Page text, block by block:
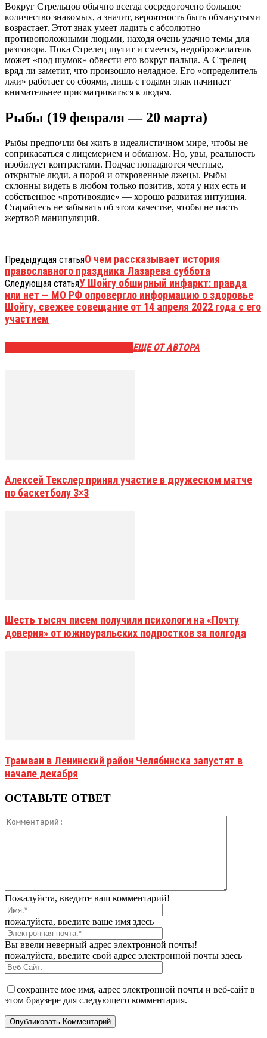
Вокруг Стрельцов обычно всегда сосредоточено большое
количество знакомых, а значит, вероятность быть обманутыми
возрастает. Этот знак умеет ладить с абсолютно
противоположными людьми, находя очень удачно темы для
разговора. Пока Стрелец шутит и смеется, недоброжелатель
может «под шумок» обвести его вокруг пальца. А Стрелец
вряд ли заметит, что произошло неладное. Его «определитель
лжи» работает со сбоями, лишь с годами знак начинает
внимательнее присматриваться к людям.
Рыбы (19 февраля — 20 марта)
Рыбы предпочли бы жить в идеалистичном мире, чтобы не
соприкасаться с лицемерием и обманом. Но, увы, реальность
изобилует контрастами. Подчас попадаются честные,
открытые люди, а порой и откровенные лжецы. Рыбы
склонны видеть в любом только позитив, хотя у них есть и
собственное «противоядие» — хорошо развитая интуиция.
Старайтесь не забывать об этом качестве, чтобы не пасть
жертвой манипуляций.
Предыдущая статьяО чем рассказывает история
православного праздника Лазарева суббота
Следующая статьяУ Шойгу обширный инфаркт: правда
или нет — МО РФ опровергло информацию о здоровье
Шойгу, свежее совещание от 14 апреля 2022 года с его
участием
ЕЩЕ ОТ АВТОРА
Алексей Текслер принял участие в дружеском матче
по баскетболу 3×3
Шесть тысяч писем получили психологи на «Почту
доверия» от южноуральских подростков за полгода
Трамваи в Ленинский район Челябинска запустят в
начале декабря
ОСТАВЬТЕ ОТВЕТ
Пожалуйста, введите ваш комментарий!
пожалуйста, введите ваше имя здесь
Вы ввели неверный адрес электронной почты!
пожалуйста, введите свой адрес электронной почты здесь
сохраните мое имя, адрес электронной почты и веб-сайт в
этом браузере для следующего комментария.